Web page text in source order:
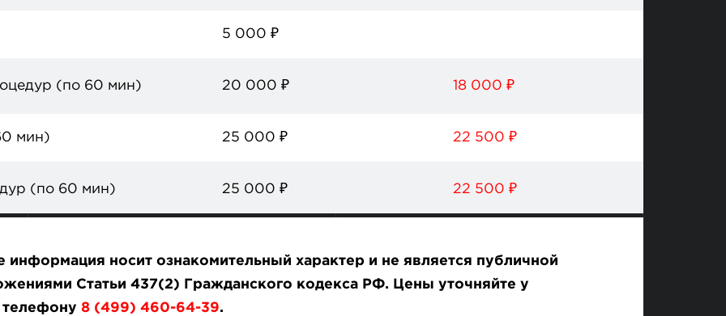
5 000 ₽
(по 60 мин) 20 000 ₽ 18 000 ₽
мин) 25 000 ₽ 22 500 ₽
(по 60 мин) 25 000 ₽ 22 500 ₽
информация носит ознакомительный характер и не является публичной
Статьи 437(2) Гражданского кодекса РФ. Цены уточняйте у
телефону 8 (499) 460-64-39.